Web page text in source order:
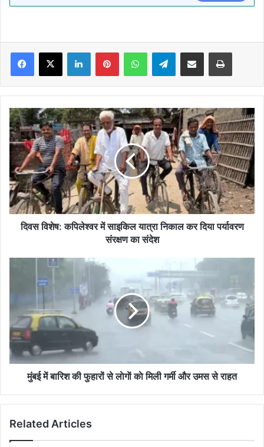
Facebook
X LinkedInPinterestWhatsAppTelegramShare via Email Print
दिवस
विशेष:
कपिलेश्वर
में
साइकिल
यात्रा
निकाल
कर
दिया
पर्यावरण
दिवस विशेष: कपिलेश्वर में साइकिल यात्रा निकाल कर दिया पर्यावरण
संरक्षण का संदेश
फुहारों
से
लाेगाें
काे
मिली
राहत
मुंबई में बारिश की फुहारों से लाेगाें काे मिली गर्मी और उमस से राहत
Related Articles